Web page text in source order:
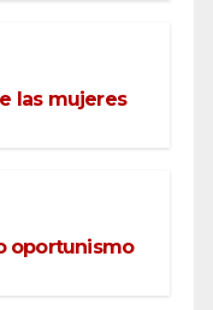
las mujeres
oportunismo